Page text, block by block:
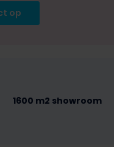
op
1600 m2 showroom